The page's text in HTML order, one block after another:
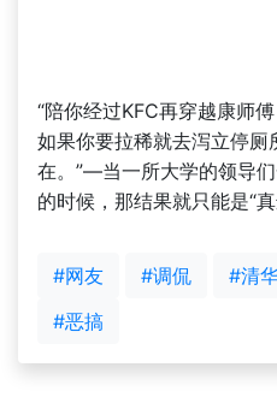
“陪你经过KFC再穿越康师
如果你要拉稀就去泻立停厕
在。”—当一所大学的领导
的时候，那结果就只能是“
#网友 #调侃 #清
#恶搞